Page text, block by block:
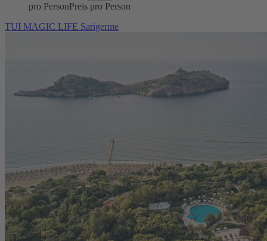
pro PersonPreis pro Person
TUI MAGIC LIFE Sarigerme